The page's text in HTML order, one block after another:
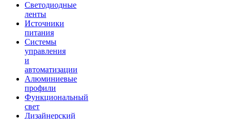
Светодиодные
ленты
Источники
питания
Системы
управления
и
автоматизации
Алюминиевые
профили
Функциональный
свет
Дизайнерский